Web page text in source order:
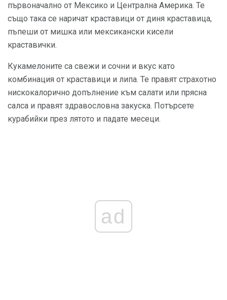
първоначално от Мексико и Централна Америка. Те
също така се наричат ​​краставици от диня краставица,
пъпеши от мишка или мексикански кисели
краставички.
Кукамелоните са свежи и сочни и вкус като
комбинация от краставици и липа. Те правят страхотно
нискокалорично допълнение към салати или прясна
салса и правят здравословна закуска. Потърсете
курабийки през лятото и падате месеци.
ad